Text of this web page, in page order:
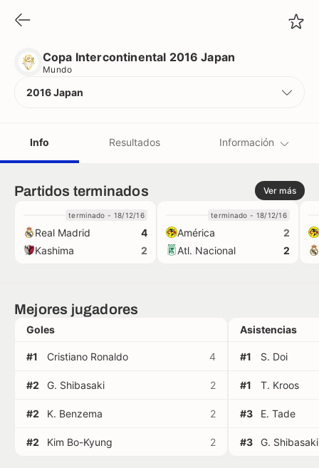
Copa Intercontinental 2016 Japan
Mundo
2016 Japan
Info Resultados Información
Camisetas
Partidos terminados Ver más
terminado - 18/12/16
Real Madrid
4
Kashima
2
terminado - 18/12/16
América
2
Atl. Nacional
2
Mejores jugadores
Goles
#1 Cristiano Ronaldo 4
#2 G. Shibasaki 2
#2 K. Benzema 2
#2 Kim Bo-Kyung 2
Asistencias
#1 S. Doi
#1 T. Kroos
#3 E. Tade
#3 G. Shibasaki